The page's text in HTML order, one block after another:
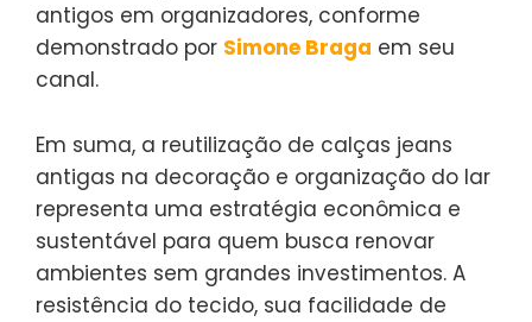
antigos em organizadores, conforme
demonstrado por Simone Braga em seu
canal.
Em suma, a reutilização de calças jeans
antigas na decoração e organização do lar
representa uma estratégia econômica e
sustentável para quem busca renovar
ambientes sem grandes investimentos. A
resistência do tecido, sua facilidade de